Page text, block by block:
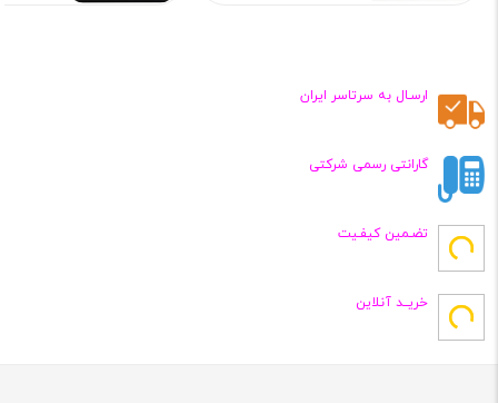
ارسـال به سرتاسر ایران
گارانتی رسمی شرکتی
تضـمین کیفـیت
خریــد آنلاین